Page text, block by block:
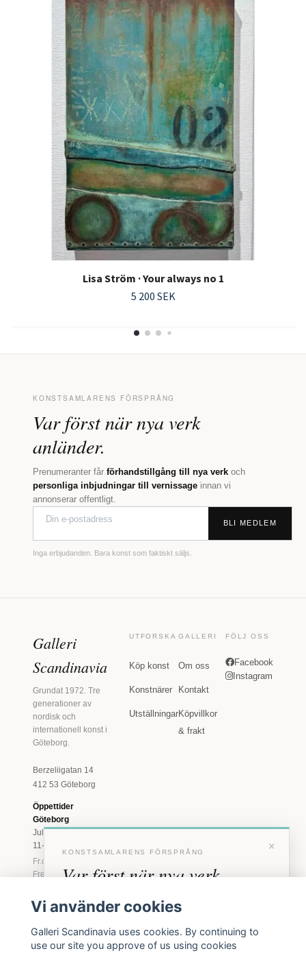
Lisa Ström · Your always no 1
5 200 SEK
KONSTSAMLARENS FÖRSPRÅNG
Var först när nya verk
anländer.
Prenumeranter får förhandstillgång till nya verk och
personliga inbjudningar till vernissage innan vi
annonserar offentligt.
BLI MEDLEM
Inga erbjudanden. Bara konst som faktiskt säljs.
Galleri
Scandinavia
Grundat 1972. Tre
generationer av
nordisk och
internationell konst i
Göteborg.
Berzeliigatan 14
412 53 Göteborg
Öppettider
Göteborg
Juli: Tis 11-18 · Lör
11-16
Fr.o.m. augusti: Tis-
Fre 11-18 · Lör 11-
Marstrand
2026
Tis-Fre 11-18 ·
UTFORSKA
Köp konst
Konstnärer
Utställningar
GALLERI
Om oss
Kontakt
Köpvillkor
& frakt
FÖLJ OSS
Facebook
Instagram
×
KONSTSAMLARENS FÖRSPRÅNG
Var först när nya verk
anländer
inbjudningar till vernissage, innan vi annonserar
offentligt.
Vi använder cookies
Galleri Scandinavia uses cookies. By continuing to
use our site you approve of us using cookies